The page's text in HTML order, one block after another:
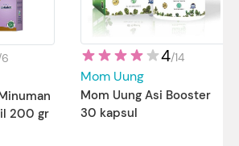
6
200 gr
4/14
Mom Uung
Mom Uung Asi Booster
30 kapsul